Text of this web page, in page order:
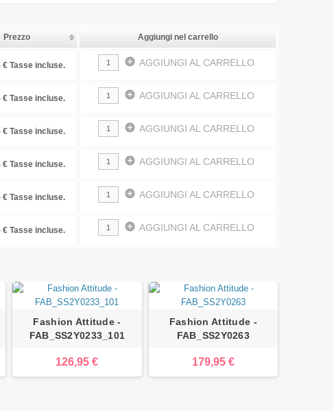
Prezzo Aggiungi nel carrello
€ Tasse incluse. add_circle AGGIUNGI AL CARRELLO
€ Tasse incluse. add_circle AGGIUNGI AL CARRELLO
€ Tasse incluse. add_circle AGGIUNGI AL CARRELLO
€ Tasse incluse. add_circle AGGIUNGI AL CARRELLO
€ Tasse incluse. add_circle AGGIUNGI AL CARRELLO
€ Tasse incluse. add_circle AGGIUNGI AL CARRELLO
Fashion Attitude -
FAB_SS2Y0233_101
126,95 €
Fashion Attitude -
FAB_SS2Y0263
179,95 €